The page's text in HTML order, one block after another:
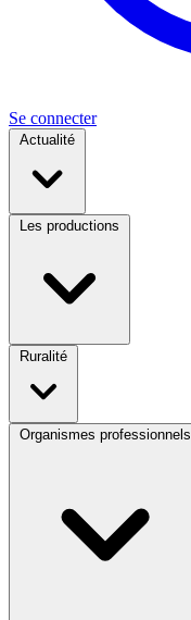
Se connecter
Actualité
Les productions
Ruralité
Organismes professionnels